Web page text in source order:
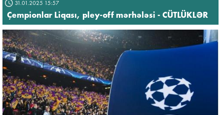
31.01.2025 15:57
Çempionlar Liqası, pley-off mərhələsi - CÜTLÜKLƏR